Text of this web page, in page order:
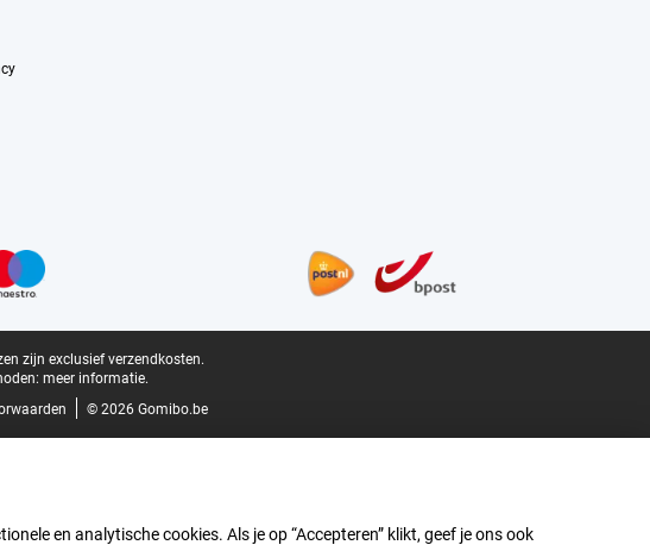
zijn exclusief verzendkosten.
meer informatie.
© 2026 Gomibo.be
en analytische cookies. Als je op “Accepteren” klikt, geef je ons ook